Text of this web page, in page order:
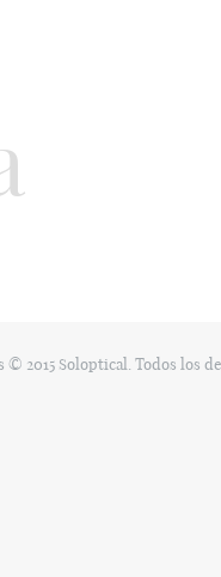
2015 Soloptical. Todos los